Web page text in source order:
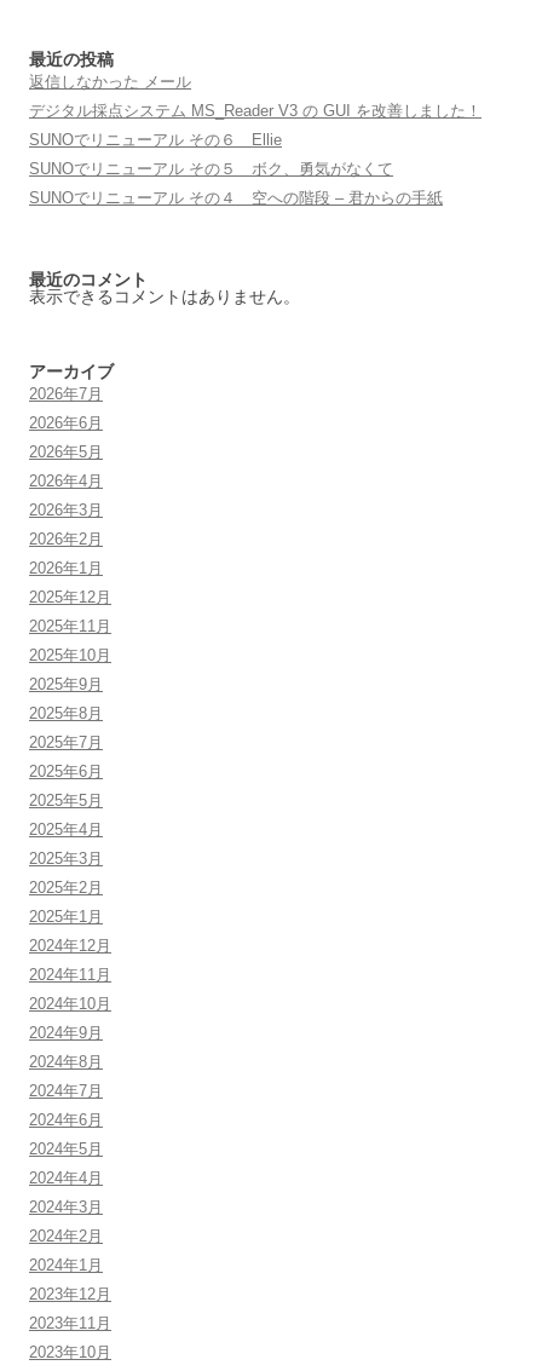
ン
最近の投稿
返信しなかった メール
デジタル採点システム MS_Reader V3 の GUI を改善しました！
SUNOでリニューアル その６ Ellie
SUNOでリニューアル その５ ボク、勇気がなくて
SUNOでリニューアル その４ 空への階段 – 君からの手紙
最近のコメント
表示できるコメントはありません。
アーカイブ
2026年7月
2026年6月
2026年5月
2026年4月
2026年3月
2026年2月
2026年1月
2025年12月
2025年11月
2025年10月
2025年9月
2025年8月
2025年7月
2025年6月
2025年5月
2025年4月
2025年3月
2025年2月
2025年1月
2024年12月
2024年11月
2024年10月
2024年9月
2024年8月
2024年7月
2024年6月
2024年5月
2024年4月
2024年3月
2024年2月
2024年1月
2023年12月
2023年11月
2023年10月